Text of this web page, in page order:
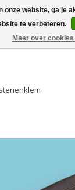
and fast shipping!
onze website, ga je
te verbeteren.
Meer over cookies